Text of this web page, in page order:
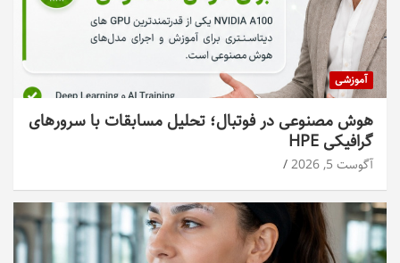
آموزشی
هوش مصنوعی در فوتبال؛ تحلیل مسابقات با سرورهای
گرافیکی HPE
آگوست 5, 2026